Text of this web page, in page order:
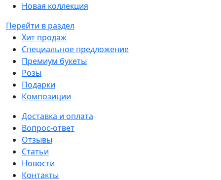
Новая коллекция
Перейти в раздел
Хит продаж
Специальное предложение
Премиум букеты
Розы
Подарки
Композиции
Доставка и оплата
Вопрос-ответ
Отзывы
Статьи
Новости
Контакты